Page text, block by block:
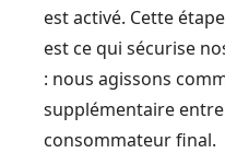
est activé. Cette
est ce qui sécurise
: nous agissons
supplémentaire
consommateur final.